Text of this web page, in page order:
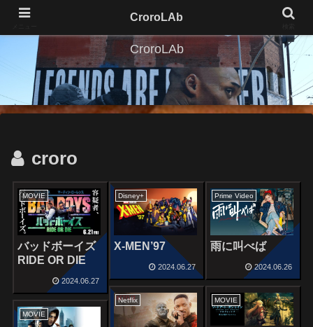
CroroLAb
croro
MOVIE
バッドボーイズ
RIDE OR DIE
2024.06.27
Disney+
X-MEN’97
2024.06.27
Prime Video
雨に叫べば
2024.06.26
Netflix MOVIE
MOVIE
CroroLAb